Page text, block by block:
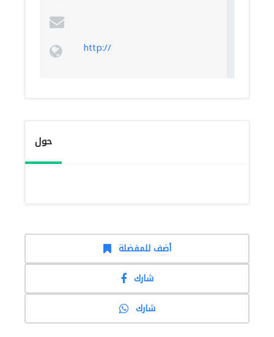
http://
حول
أضف للمفضلة
شارك
شارك